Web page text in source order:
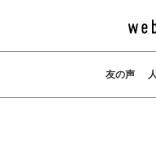
友の声